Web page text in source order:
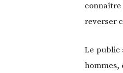
connaître
reverser
Le public
hommes,